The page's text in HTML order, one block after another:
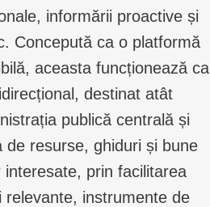
informării proactive și
Concepută ca o platformă
aceasta funcționează ca
destinat atât
publică centrală și
de resurse, ghiduri și bune
prin facilitarea
relevante, instrumente de